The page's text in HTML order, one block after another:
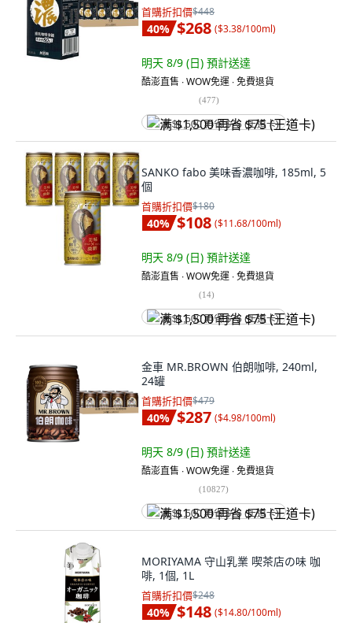
首購折扣價$448
40% $268 ($3.38/100ml)
明天 8/9 (日) 預計送達
酷澎直售 ∙ WOW免運 ∙ 免費退貨
(477)
满 $1,500 再省 $75 (王道卡)
SANKO fabo 美味香濃咖啡, 185ml, 5
個
首購折扣價$180
40% $108 ($11.68/100ml)
明天 8/9 (日) 預計送達
酷澎直售 ∙ WOW免運 ∙ 免費退貨
(14)
满 $1,500 再省 $75 (王道卡)
金車 MR.BROWN 伯朗咖啡, 240ml,
24罐
首購折扣價$479
40% $287 ($4.98/100ml)
明天 8/9 (日) 預計送達
酷澎直售 ∙ WOW免運 ∙ 免費退貨
(10827)
满 $1,500 再省 $75 (王道卡)
MORIYAMA 守山乳業 喫茶店の味 咖
啡, 1個, 1L
首購折扣價$248
40% $148 ($14.80/100ml)